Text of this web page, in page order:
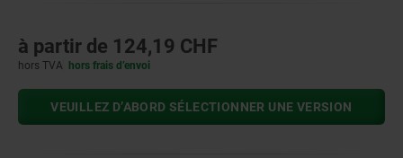
à partir de 124,19 CHF
hors TVA hors frais d’envoi
VEUILLEZ D’ABORD SÉLECTIONNER UNE VERSION